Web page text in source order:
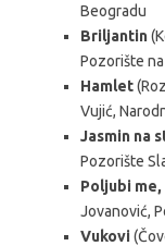
Beogradu
Briljantin
Pozorište
Hamlet
Vujić,
Jasmin na
Pozorište
Poljubi me,
Jovanović,
Vukovi